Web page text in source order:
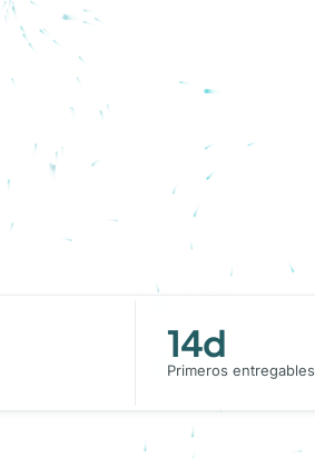
14d
Primeros entregables